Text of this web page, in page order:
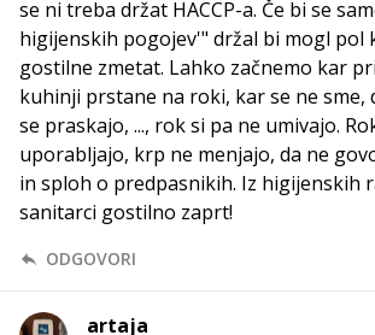
se ni treba držat HACCP-a. Če bi se
higijenskih pogojev'" držal bi mogl pol
gostilne zmetat. Lahko začnemo kar
kuhinji prstane na roki, kar se ne sme,
se praskajo, ..., rok si pa ne umivajo.
uporabljajo, krp ne menjajo, da ne
in sploh o predpasnikih. Iz higijenskih
sanitarci gostilno zaprt!
ODGOVORI
artaja